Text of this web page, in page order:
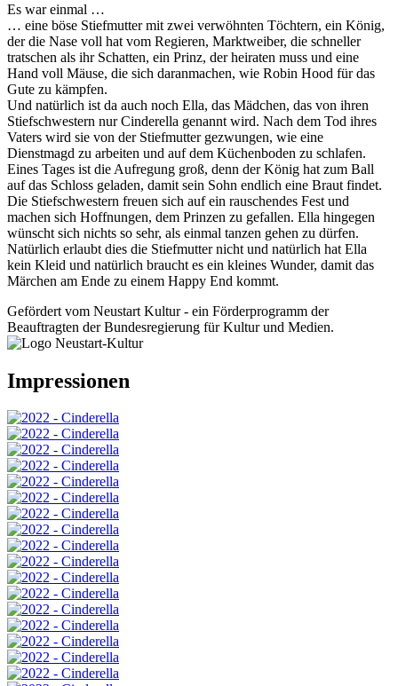
Es war einmal …
… eine böse Stiefmutter mit zwei verwöhnten Töchtern, ein König,
der die Nase voll hat vom Regieren, Marktweiber, die schneller
tratschen als ihr Schatten, ein Prinz, der heiraten muss und eine
Hand voll Mäuse, die sich daranmachen, wie Robin Hood für das
Gute zu kämpfen.
Und natürlich ist da auch noch Ella, das Mädchen, das von ihren
Stiefschwestern nur Cinderella genannt wird. Nach dem Tod ihres
Vaters wird sie von der Stiefmutter gezwungen, wie eine
Dienstmagd zu arbeiten und auf dem Küchenboden zu schlafen.
Eines Tages ist die Aufregung groß, denn der König hat zum Ball
auf das Schloss geladen, damit sein Sohn endlich eine Braut findet.
Die Stiefschwestern freuen sich auf ein rauschendes Fest und
machen sich Hoffnungen, dem Prinzen zu gefallen. Ella hingegen
wünscht sich nichts so sehr, als einmal tanzen gehen zu dürfen.
Natürlich erlaubt dies die Stiefmutter nicht und natürlich hat Ella
kein Kleid und natürlich braucht es ein kleines Wunder, damit das
Märchen am Ende zu einem Happy End kommt.
Gefördert vom Neustart Kultur - ein Förderprogramm der
Beauftragten der Bundesregierung für Kultur und Medien.
Impressionen